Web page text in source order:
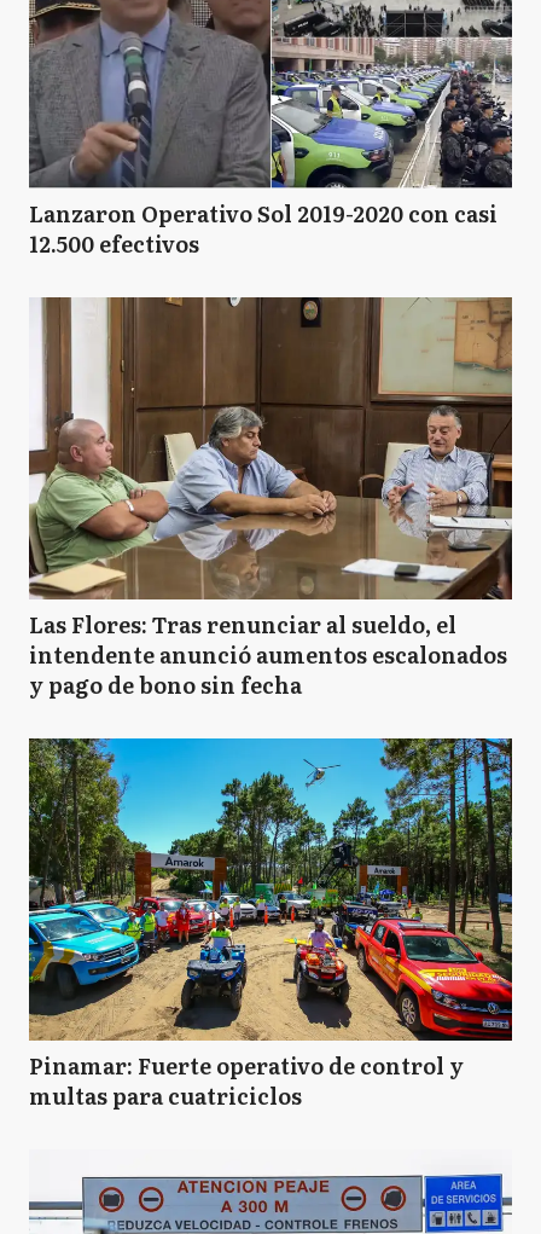
Lanzaron Operativo Sol 2019-2020 con casi
12.500 efectivos
Las Flores: Tras renunciar al sueldo, el
intendente anunció aumentos escalonados
y pago de bono sin fecha
Pinamar: Fuerte operativo de control y
multas para cuatriciclos